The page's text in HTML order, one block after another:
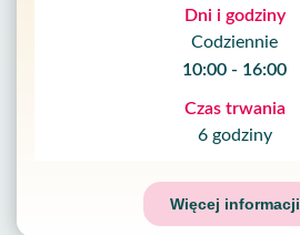
Dni i godziny
Codziennie
10:00 - 16:00
Czas trwania
6 godziny
Więcej informacji